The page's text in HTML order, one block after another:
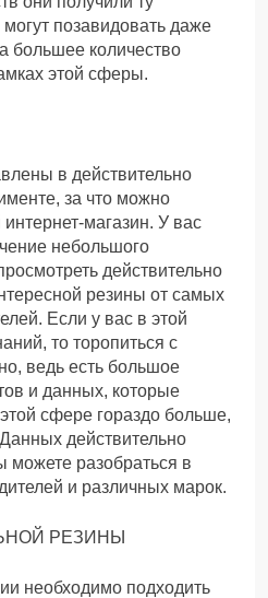
позавидовать даже
большее количество
этой сферы.
в действительно
за что можно
магазин. У вас
небольшого
действительно
резины от самых
Если у вас в этой
то торопиться с
ведь есть большое
и данных, которые
сфере гораздо больше,
действительно
можете разобраться в
и различных марок.
РЕЗИНЫ
необходимо подходить